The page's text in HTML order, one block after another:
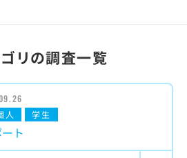
リの調査一覧
人 学生
ト